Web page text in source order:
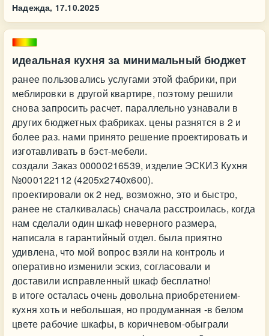
Надежда, 17.10.2025
идеальная кухня за минимальный бюджет
ранее пользовались услугами этой фабрики, при
меблировки в другой квартире, поэтому решили
снова запросить расчет. параллельно узнавали в
других бюджетных фабриках. цены разнятся в 2 и
более раз. нами принято решение проектировать и
изготавливать в бэст-мебели.
создали Заказ 00000216539, изделие ЭСКИЗ Кухня
№000122112 (4205х2740х600).
проектировали ок 2 нед, возможно, это и быстро,
ранее не сталкивалась) сначала расстроилась, когда
нам сделали один шкаф неверного размера,
написала в гарантийный отдел. была приятно
удивлена, что мой вопрос взяли на контроль и
оперативно изменили эскиз, согласовали и
доставили исправленный шкаф бесплатно!
в итоге осталась очень довольна приобретением-
кухня хоть и небольшая, но продуманная -в белом
цвете рабочие шкафы, в коричневом-обыграли